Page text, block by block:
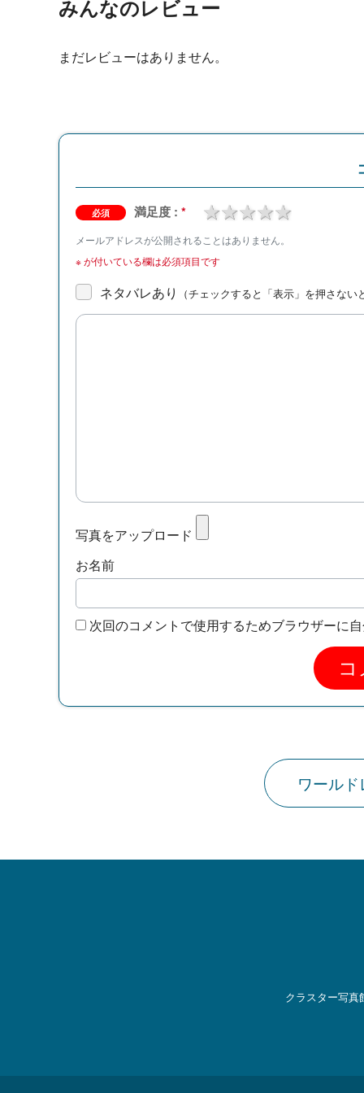
みんなのレビュー
まだレビューはありません。
必須 満足度 : * 4 stars
3 stars
2 stars
1 star
メールアドレスが公開されることはありません。
※が付いている欄は必須項目です
ネタバレあり （チェックすると「表示」を押さな
写真をアップロード
お名前
次回のコメントで使用するためブラウザーに
ワール
クラスター写真